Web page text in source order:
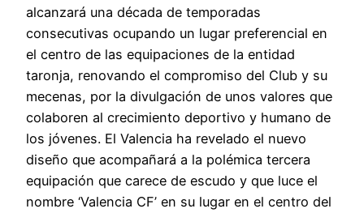
alcanzará una década de temporadas
consecutivas ocupando un lugar preferencial en
el centro de las equipaciones de la entidad
taronja, renovando el compromiso del Club y su
mecenas, por la divulgación de unos valores que
colaboren al crecimiento deportivo y humano de
los jóvenes. El Valencia ha revelado el nuevo
diseño que acompañará a la polémica tercera
equipación que carece de escudo y que luce el
nombre ‘Valencia CF’ en su lugar en el centro del